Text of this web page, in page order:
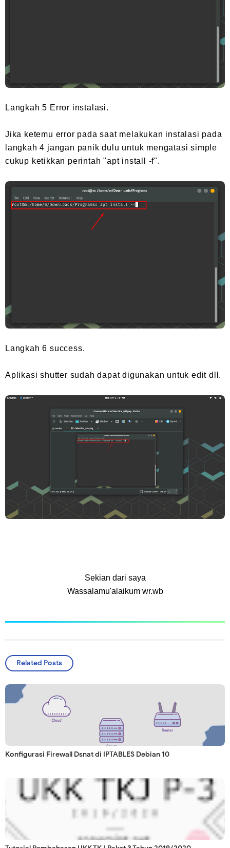
Langkah 5 Error instalasi.
Jika ketemu error pada saat melakukan instalasi pada
langkah 4 jangan panik dulu untuk mengatasi simple
cukup ketikkan perintah "apt install -f".
Langkah 6 success.
Aplikasi shutter sudah dapat digunakan untuk edit dll.
Sekian dari saya
Wassalamu'alaikum wr.wb
Related Posts
Konfigurasi Firewall Dsnat di IPTABLES Debian 10